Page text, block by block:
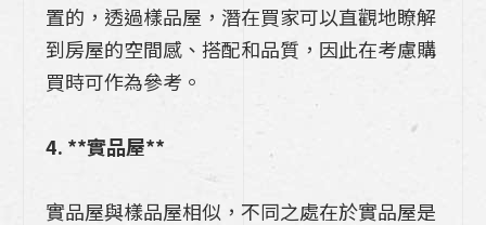
置的，透過樣品屋，潛在買家可以直觀地瞭解
到房屋的空間感、搭配和品質，因此在考慮購
買時可作為參考。
4. **實品屋**
實品屋與樣品屋相似，不同之處在於實品屋是